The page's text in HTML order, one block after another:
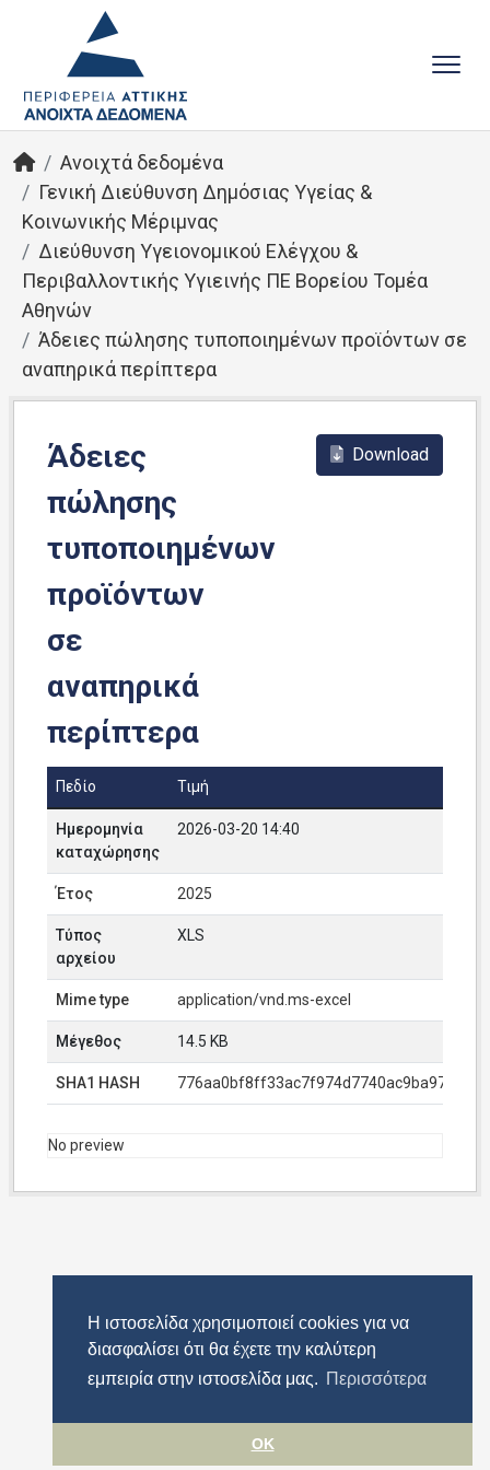
Η ιστοσελίδα χρησιμοποιεί cookies για να
διασφαλίσει ότι θα έχετε την καλύτερη
εμπειρία στην ιστοσελίδα μας. Περισσότερα
OK
Ανοιχτά δεδομένα
Γενική Διεύθυνση Δημόσιας Υγείας &
Κοινωνικής Μέριμνας
Διεύθυνση Υγειονομικού Ελέγχου &
Περιβαλλοντικής Υγιεινής ΠΕ Βορείου Τομέα
Αθηνών
Άδειες πώλησης τυποποιημένων προϊόντων σε
αναπηρικά περίπτερα
Άδειες
πώλησης
τυποποιημένων
προϊόντων
σε
αναπηρικά
περίπτερα
Download
Πεδίο Τιμή
Ημερομηνία
καταχώρησης
2026-03-20 14:40
Έτος 2025
Τύπος
αρχείου
XLS
Mime type application/vnd.ms-excel
Μέγεθος 14.5 KB
SHA1 HASH
No preview